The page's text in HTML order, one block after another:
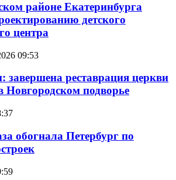
районе Екатеринбурга
детского
центра
09:53
завершена реставрация церкви
подворье
обогнала Петербург по